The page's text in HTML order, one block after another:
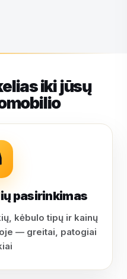
iki jūsų
pasirinkimas
kėbulo tipų ir kainų
— greitai, patogiai